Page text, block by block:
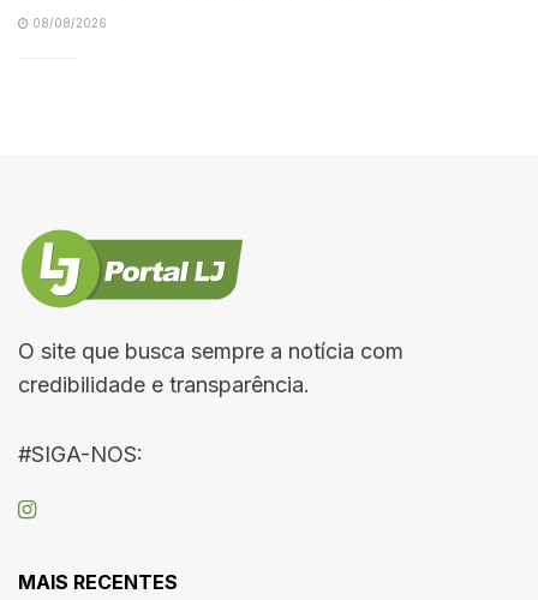
08/08/2026
O site que busca sempre a notícia com
credibilidade e transparência.
#SIGA-NOS:
MAIS RECENTES